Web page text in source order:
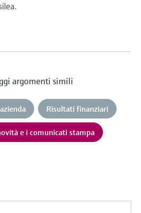
argomenti simili
Risultati finanziari
e i comunicati stampa